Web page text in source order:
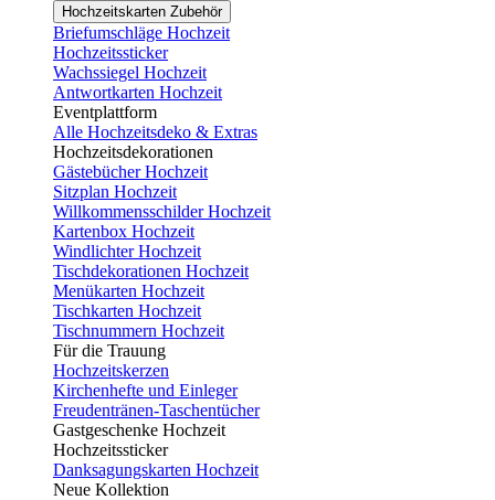
Hochzeitskarten Zubehör
Briefumschläge Hochzeit
Hochzeitssticker
Wachssiegel Hochzeit
Antwortkarten Hochzeit
Eventplattform
Alle Hochzeitsdeko & Extras
Hochzeitsdekorationen
Gästebücher Hochzeit
Sitzplan Hochzeit
Willkommensschilder Hochzeit
Kartenbox Hochzeit
Windlichter Hochzeit
Tischdekorationen Hochzeit
Menükarten Hochzeit
Tischkarten Hochzeit
Tischnummern Hochzeit
Für die Trauung
Hochzeitskerzen
Kirchenhefte und Einleger
Freudentränen-Taschentücher
Gastgeschenke Hochzeit
Hochzeitssticker
Danksagungskarten Hochzeit
Neue Kollektion